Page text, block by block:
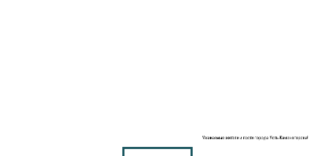
Уважаемые жители и гости города Усть-Каменогорска!